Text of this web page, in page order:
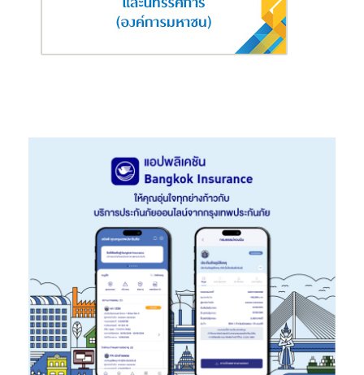
ติ๊กต็อก : @thailandpostchannel